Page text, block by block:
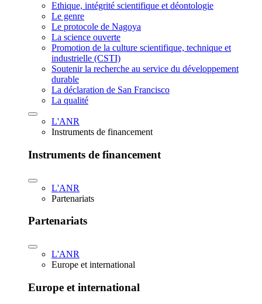
Ethique, intégrité scientifique et déontologie
Le genre
Le protocole de Nagoya
La science ouverte
Promotion de la culture scientifique, technique et
industrielle (CSTI)
Soutenir la recherche au service du développement
durable
La déclaration de San Francisco
La qualité
L'ANR
Instruments de financement
Instruments de financement
L'ANR
Partenariats
Partenariats
L'ANR
Europe et international
Europe et international